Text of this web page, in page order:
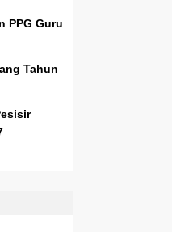
PPG Guru
Tahun